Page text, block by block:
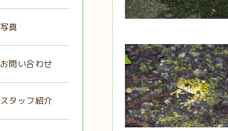
写真
お問い合わせ
スタッフ紹介